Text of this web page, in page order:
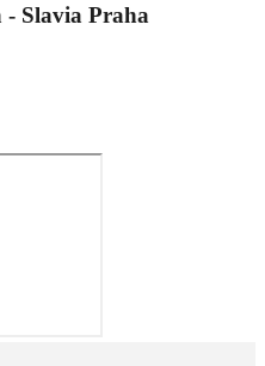
Slavia Praha